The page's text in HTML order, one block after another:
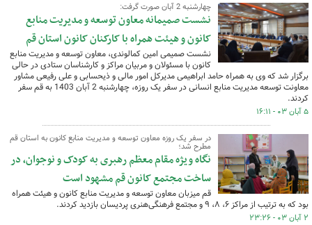
چهارشنبه 2 آبان صورت گرفت:
نشست صمیمانه معاون توسعه و مدیریت منابع
کانون و هیئت همراه با کارکنان کانون استان قم
نشست صمیمی امین کمالوندی، معاون توسعه و مدیریت منابع
کانون با مسئولان و مربیان مراکز و کارشناسان ستادی در حالی
برگزار شد که وی به همراه حامد ابراهیمی مدیرکل امور مالی و ذیحسابی و علی رفیعی مشاور
معاونت توسعه مدیریت منابع انسانی در سفر یک روزه، چهارشنبه 2 آبان 1403 به قم سفر
کردند.
۵ آبان ۰۳ - ۱۶:۱۱
در سفر یک روزه معاون توسعه و مدیریت منابع کانون به استان قم
مطرح شد؛
نگاه ویژه مقام معظم رهبری به کودک و نوجوان، در
ساخت مجتمع کانون قم مشهود است
قم میزبان معاون توسعه و مدیریت منابع کانون و هیئت همراه
بود که به ترتیب از مراکز ۶، ۸، ۹ و مجتمع فرهنگی‌هنری پردیسان بازدید کردند.
۲ آبان ۰۳ - ۲۳:۲۶